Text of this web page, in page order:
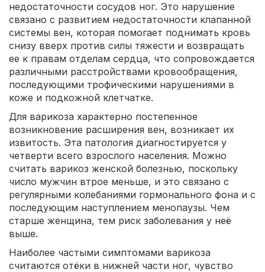
недостаточности сосудов ног. Это нарушение
связано с развитием недостаточности клапанной
системы вен, которая помогает поднимать кровь
снизу вверх против силы тяжести и возвращать
ее к правам отделам сердца, что сопровождается
различными расстройствами кровообращения,
последующими трофическими нарушениями в
коже и подкожной клетчатке.
Для варикоза характерно постепенное
возникновение расширения вен, возникает их
извитость. Эта патология диагностируется у
четверти всего взрослого населения. Можно
считать варикоз женской болезнью, поскольку
число мужчин втрое меньше, и это связано с
регулярными колебаниями гормонального фона и с
последующим наступлением менопаузы. Чем
старше женщина, тем риск заболевания у неё
выше.
Наиболее частыми симптомами варикоза
считаются отёки в нижней части ног, чувство